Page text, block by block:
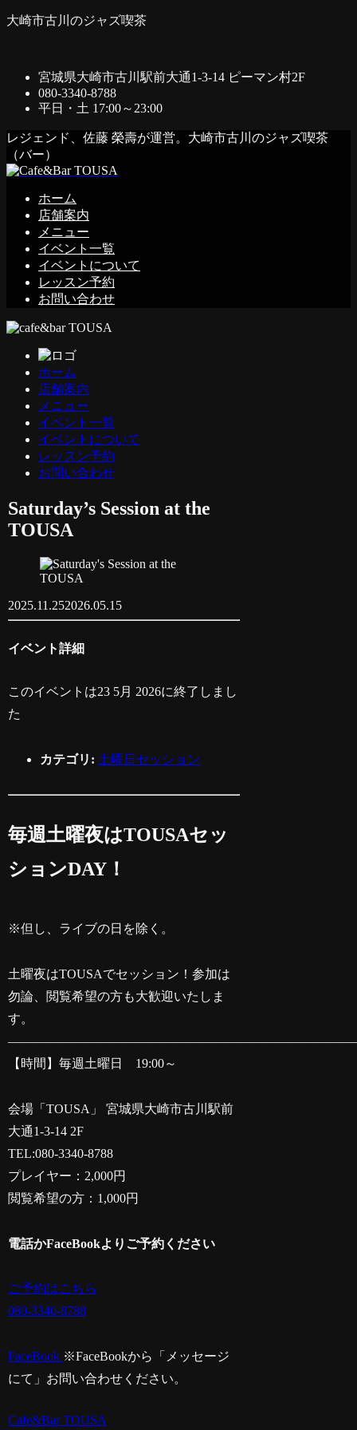
大崎市古川のジャズ喫茶
宮城県大崎市古川駅前大通1-3-14 ピーマン村2F
080-3340-8788
平日・土 17:00～23:00
レジェンド、佐藤 榮壽が運営。大崎市古川のジャズ喫茶
（バー）
ホーム
店舗案内
メニュー
イベント一覧
イベントについて
レッスン予約
お問い合わせ
ホーム
店舗案内
メニュー
イベント一覧
イベントについて
レッスン予約
お問い合わせ
Saturday’s Session at the
TOUSA
2025.11.252026.05.15
イベント詳細
このイベントは23 5月 2026に終了しまし
た
カテゴリ: 土曜日セッション
毎週土曜夜はTOUSAセッ
ションDAY！
※但し、ライブの日を除く。
土曜夜はTOUSAでセッション！参加は
勿論、閲覧希望の方も大歓迎いたしま
す。
【時間】毎週土曜日 19:00～
会場「TOUSA」 宮城県大崎市古川駅前
大通1-3-14 2F
TEL:080-3340-8788
プレイヤー：2,000円
閲覧希望の方：1,000円
電話かFaceBookよりご予約ください
ご予約はこちら
080-3340-8788
FaceBook ※FaceBookから「メッセージ
にて」お問い合わせください。
Cafe&Bar TOUSA